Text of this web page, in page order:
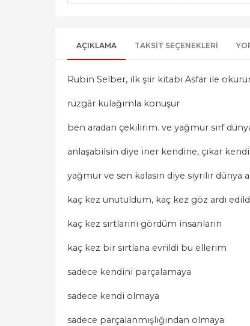
AÇIKLAMA TAKSIT SEÇENEKLERI
Rubin Selber, ilk şiir kitabı Asfar ile
rüzgâr kulağımla konuşur
ben aradan çekilirim. ve yağmur sırf
anlaşabilsin diye iner kendine, çıkar
yağmur ve sen kalasın diye sıyrılır dünya
kaç kez unutuldum, kaç kez göz ardı
kaç kez sırtlarını gördüm insanların
kaç kez bir sırtlana evrildi bu ellerim
sadece kendini parçalamaya
sadece kendi olmaya
sadece parçalanmışlığından olmaya